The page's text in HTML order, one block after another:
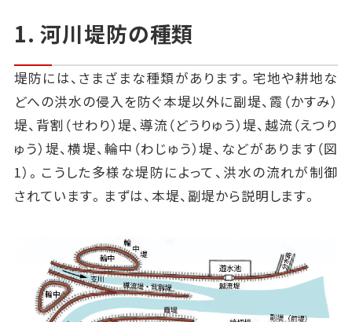
1. 河川堤防の種類
堤防には、さまざまな種類があります。宅地や耕地な
どへの洪水の侵入を防ぐ本堤以外に副堤、霞（かすみ）
堤、背割（せわり）堤、導流（どうりゅう）堤、越流（えつり
ゅう）堤、横堤、輪中（わじゅう）堤、などがあります（図
1）。こうした多様な堤防によって、洪水の流れが制御
されています。まずは、本堤、副堤から説明します。